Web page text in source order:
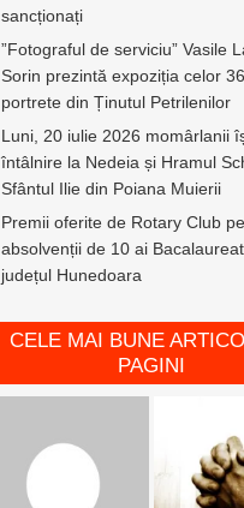
sancționați
”Fotograful de serviciu” Vasile
Sorin prezintă expoziția celor
portrete din Ținutul Petrilenilor
Luni, 20 iulie 2026 momârlanii
întâlnire la Nedeia și Hramul
Sfântul Ilie din Poiana Muierii
Premii oferite de Rotary Club
absolvenții de 10 ai
județul Hunedoara
CELE MAI BUNE
PAGINI